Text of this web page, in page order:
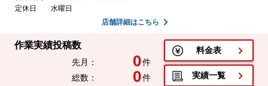
定休日
水曜日
店舗詳細はこちら
作業実績投稿数
先月： 0件
総数：
0件
料金表
実績一覧